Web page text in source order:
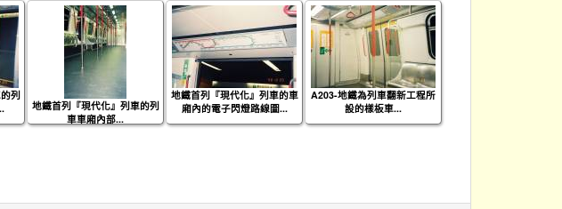
列
地鐵首列『現代化』列車的列
車車廂內部...
地鐵首列『現代化』列車的車
廂內的電子閃燈路線圖...
A203-地鐵為列車翻新工程所
設的樣板車...